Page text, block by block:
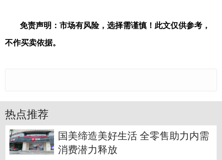
免责声明：市场有风险，选择需谨慎！此文仅供参考，
不作买卖依据。
热点推荐
国美缔造美好生活 全零售助力内需
消费潜力释放